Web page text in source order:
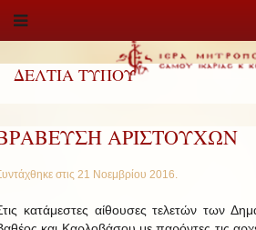
ΔΕΛΤΙΑ ΤΥΠΟΥ
ΑΡΙΣΤΟΥΧΩΝ
στις 21 Νοεμβρίου 2016.
κατάμεστες αίθουσες τελετών των